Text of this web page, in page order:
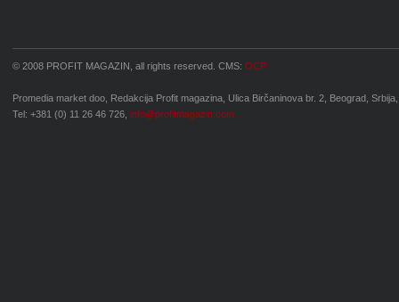
© 2008 PROFIT MAGAZIN, all rights reserved. CMS: OCP
Promedia market doo, Redakcija Profit magazina, Ulica Birčaninova br. 2, Beograd, Srbija,
Tel: +381 (0) 11 26 46 726, info@profitmagazin.com